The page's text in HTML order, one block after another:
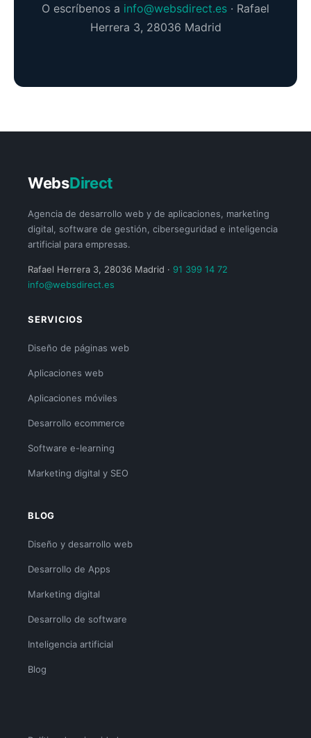
O escríbenos a info@websdirect.es · Rafael
Herrera 3, 28036 Madrid
WebsDirect
Agencia de desarrollo web y de aplicaciones, marketing
digital, software de gestión, ciberseguridad e inteligencia
artificial para empresas.
Rafael Herrera 3, 28036 Madrid · 91 399 14 72
info@websdirect.es
SERVICIOS
Diseño de páginas web
Aplicaciones web
Aplicaciones móviles
Desarrollo ecommerce
Software e-learning
Marketing digital y SEO
BLOG
Diseño y desarrollo web
Desarrollo de Apps
Marketing digital
Desarrollo de software
Inteligencia artificial
Blog